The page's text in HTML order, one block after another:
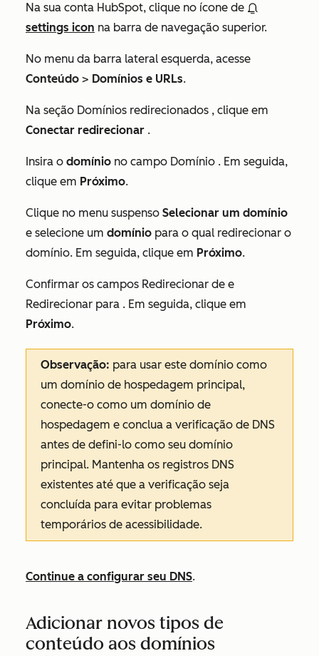
Na sua conta HubSpot, clique no ícone de
settings icon na barra de navegação superior.
No menu da barra lateral esquerda, acesse
Conteúdo > Domínios e URLs.
Na seção Domínios redirecionados , clique em
Conectar redirecionar .
Insira o domínio no campo Domínio . Em seguida,
clique em Próximo.
Clique no menu suspenso Selecionar um domínio
e selecione um domínio para o qual redirecionar o
domínio. Em seguida, clique em Próximo.
Confirmar os campos Redirecionar de e
Redirecionar para . Em seguida, clique em
Próximo.
Observação: para usar este domínio como
um domínio de hospedagem principal,
conecte-o como um domínio de
hospedagem e conclua a verificação de DNS
antes de defini-lo como seu domínio
principal. Mantenha os registros DNS
existentes até que a verificação seja
concluída para evitar problemas
temporários de acessibilidade.
Continue a configurar seu DNS.
Adicionar novos tipos de
conteúdo aos domínios